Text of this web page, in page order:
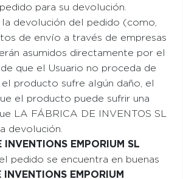
para su devolución.
la devolución del pedido (como,
de envío a través de empresas
asumidos directamente por el
de que el Usuario no proceda de
producto sufre algún daño, el
el producto puede sufrir una
LA FÁBRICA DE INVENTOS SL
devolución.
INVENTIONS EMPORIUM SL
pedido se encuentra en buenas
INVENTIONS EMPORIUM